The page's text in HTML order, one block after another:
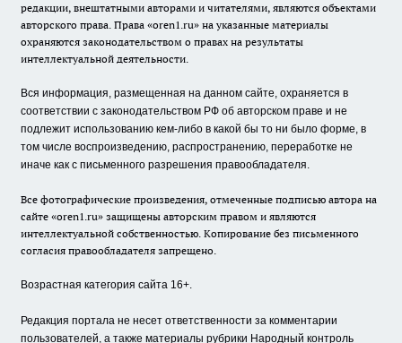
редакции, внештатными авторами и читателями, являются объектами
авторского права. Права «oren1.ru» на указанные материалы
охраняются законодательством о правах на результаты
интеллектуальной деятельности.
Вся информация, размещенная на данном сайте, охраняется в
соответствии с законодательством РФ об авторском праве и не
подлежит использованию кем-либо в какой бы то ни было форме, в
том числе воспроизведению, распространению, переработке не
иначе как с письменного разрешения правообладателя.
Все фотографические произведения, отмеченные подписью автора на
сайте «oren1.ru» защищены авторским правом и являются
интеллектуальной собственностью. Копирование без письменного
согласия правообладателя запрещено.
Возрастная категория сайта 16+.
Редакция портала не несет ответственности за комментарии
пользователей, а также материалы рубрики Народный контроль